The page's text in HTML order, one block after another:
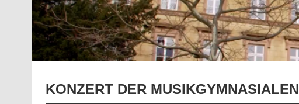
KONZERT DER MUSIKGYMNASIALEN